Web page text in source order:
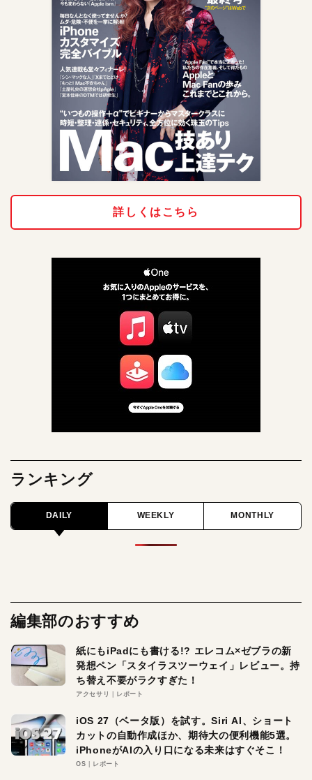
詳しくはこちら
ランキング
DAILY WEEKLY MONTHLY
編集部のおすすめ
紙にもiPadにも書ける!? エレコム×ゼブラの新
発想ペン「スタイラスツーウェイ」レビュー。持
ち替え不要がラクすぎた！
アクセサリ レポート
iOS 27（ベータ版）を試す。Siri AI、ショート
カットの自動作成ほか、期待大の便利機能5選。
iPhoneがAIの入り口になる未来はすぐそこ！
OS レポート